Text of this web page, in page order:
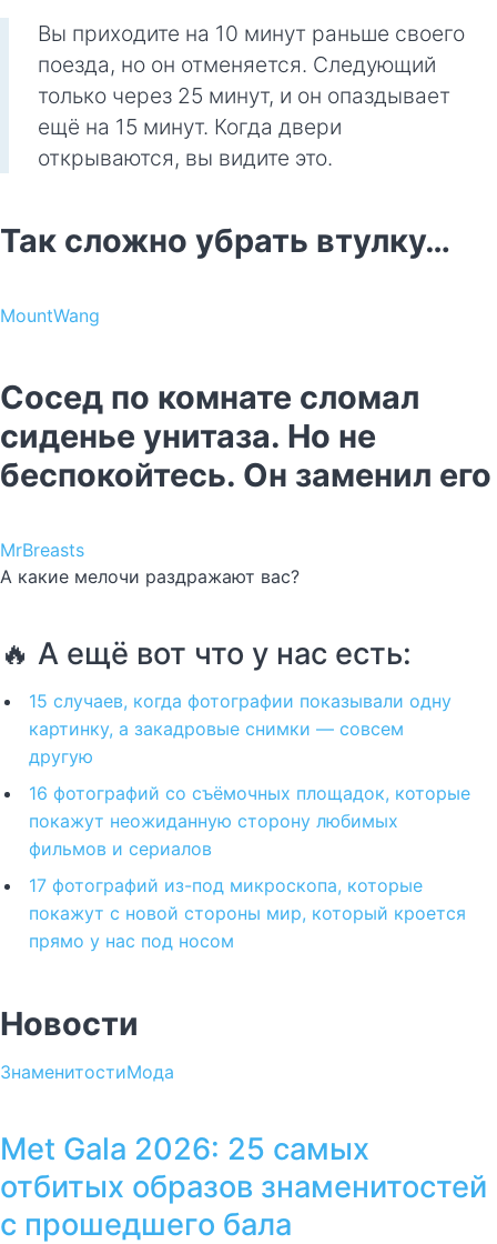
Вы приходите на 10 минут раньше своего
поезда, но он отменяется. Следующий
только через 25 минут, и он опаздывает
ещё на 15 минут. Когда двери
открываются, вы видите это.
Так сложно убрать втулку…
MountWang
Сосед по комнате сломал
сиденье унитаза. Но не
беспокойтесь. Он заменил его
MrBreasts
А какие мелочи раздражают вас?
🔥 А ещё вот что у нас есть:
15 случаев, когда фотографии показывали одну
картинку, а закадровые снимки — совсем
другую
16 фотографий со съёмочных площадок, которые
покажут неожиданную сторону любимых
фильмов и сериалов
17 фотографий из-под микроскопа, которые
покажут с новой стороны мир, который кроется
прямо у нас под носом
Новости
ЗнаменитостиМода
Met Gala 2026: 25 самых
отбитых образов знаменитостей
с прошедшего бала